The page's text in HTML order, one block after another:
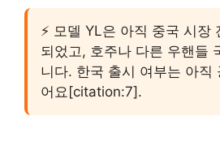
⚡ 모델 YL은 아직 중국 시장
되었고, 호주나 다른 우핸들
니다. 한국 출시 여부는 아직
어요[citation:7].